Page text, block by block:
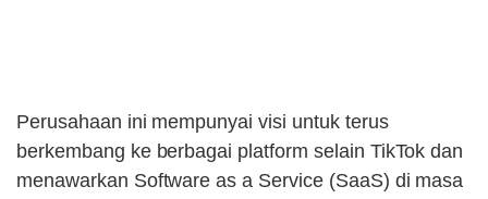
Perusahaan ini mempunyai visi untuk terus
berkembang ke berbagai platform selain TikTok dan
menawarkan Software as a Service (SaaS) di masa